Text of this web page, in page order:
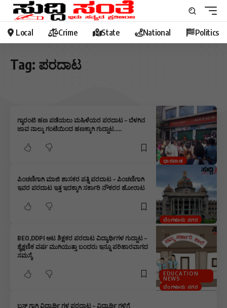
Local Crime State National Politics
Tag: ಪರದಾಟ
ಧಾರವಾಡ
ಗ್ಯಾರಂಟಿ ಹಣ ಪಡೆಯಲು ಮಹಿಳೆಯರ ಪರದಾಟ – ಬೆಳಗಿನ
ಜಾವ ನಾಲ್ಕು ಗಂಟೆಯಿಂದ ಹಣಕ್ಕಾಗಿ ಗುದ್ದಾಟ…..
ಬೆಂಗಳೂರು ನಗರ
ಪಿಂಚಣಿಗಾಗಿ ಮಾಜಿ ಶಾಸಕರ ಪತ್ನಿ ಪರದಾಟ – ಪಿಂಚಣಿಗಾಗಿ
ಇವರ ಪರದಾಟ ಇತ್ತ ಇದಕ್ಕಾಗಿ ಸರ್ಕಾರಿ ನೌಕರರ ಹೋರಾಟ
EDUCATION
NEWS
ಬೆಂಗಳೂರು ನಗರ
BEO,DDPI ಆಟ ಶಿಕ್ಷಕರ ಪರದಾಟ ವಿದ್ಯಾರ್ಥಿಗಳ ಗುದ್ದಾಟ –
ಶೈಕ್ಷಣಿಕ ವರ್ಷ ಮುಗಿಯುತ್ತಾ ಬಂದರು ಇನ್ನೂ ಪರಿಹಾರವಾಗದ
ಸಮಸ್ಯೆ
ಬಸ್ ಗಾಗಿ ವಿದ್ಯಾರ್ಥಿ ಗಳ ಪರದಾಟ – ವಿದ್ಯಾರ್ಥಿ ಗಳಿಗೆ